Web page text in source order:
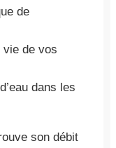
de
vie de vos
dans les
son débit